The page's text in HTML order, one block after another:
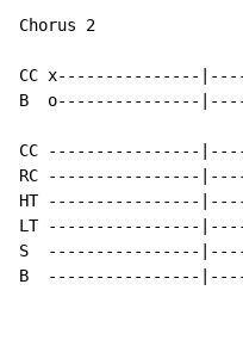
Chorus 2
CC x---------------
B  o---------------
CC ----------------
RC ----------------
HT ----------------
LT ----------------
S  ----------------
B  ----------------